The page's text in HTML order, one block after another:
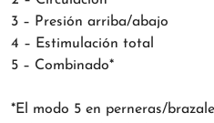
3 – Presión arriba/abajo
4 – Estimulación total
5 – Combinado*
*El modo 5 en perneras/